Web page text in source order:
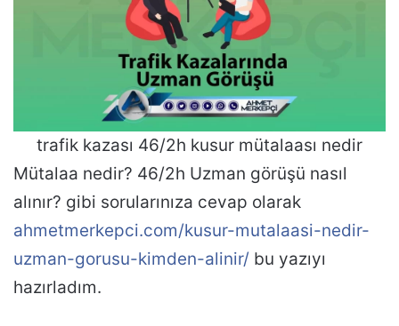
trafik kazası 46/2h kusur mütalaası nedir
Mütalaa nedir? 46/2h Uzman görüşü nasıl
alınır? gibi sorularınıza cevap olarak
ahmetmerkepci.com/kusur-mutalaasi-nedir-
uzman-gorusu-kimden-alinir/ bu yazıyı
hazırladım.